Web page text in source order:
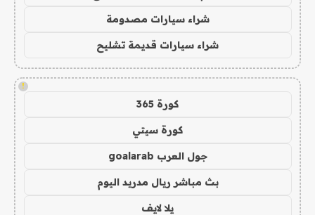
شراء سيارات مصدومة
شراء سيارات قديمة تشليح
!
كورة 365
كورة سيتي
جول العرب goalarab
بث مباشر ريال مدريد اليوم
يلا لايف